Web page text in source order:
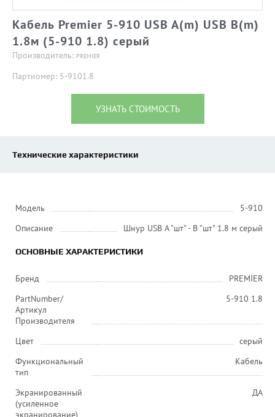
Кабель Premier 5-910 USB A(m) USB B(m)
1.8м (5-910 1.8) серый
Производитель: PREMIER
Партномер: 5-9101.8
УЗНАТЬ СТОИМОСТЬ
Технические характеристики
Модель
5-910
Описание
Шнур USB A "шт" - B "шт" 1.8 м серый
ОСНОВНЫЕ ХАРАКТЕРИСТИКИ
Бренд
PREMIER
PartNumber/
Артикул
Производителя
5-910 1.8
Цвет
серый
Функциональный
тип
Кабель
Экранированный
(усиленное
экранирование)
ДА